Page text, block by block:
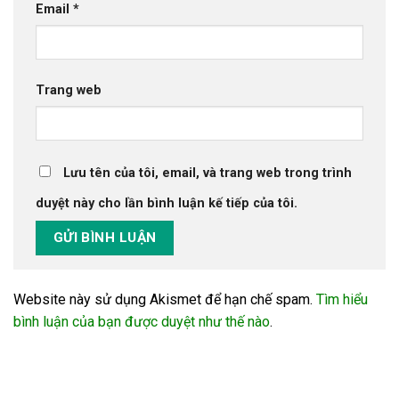
Email *
Trang web
Lưu tên của tôi, email, và trang web trong trình
duyệt này cho lần bình luận kế tiếp của tôi.
Website này sử dụng Akismet để hạn chế spam. Tìm hiểu
bình luận của bạn được duyệt như thế nào.